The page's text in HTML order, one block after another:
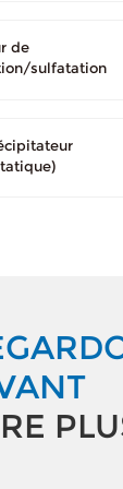
de
sulfatation